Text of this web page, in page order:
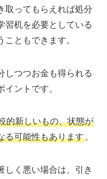
取ってもらえれば処分
習机を必要としている
ともできます。
しつつお金も得られる
ントです。
的新しいもの、状態が
る可能性もあります。
しく悪い場合は、引き